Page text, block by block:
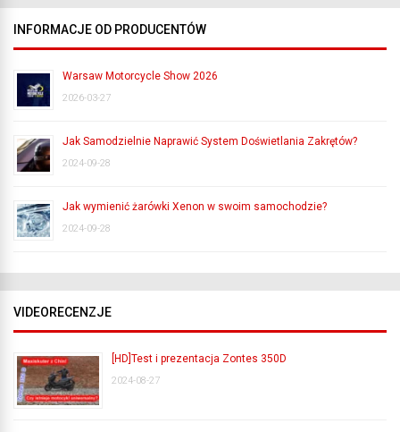
INFORMACJE OD PRODUCENTÓW
Warsaw Motorcycle Show 2026
2026-03-27
Jak Samodzielnie Naprawić System Doświetlania Zakrętów?
2024-09-28
Jak wymienić żarówki Xenon w swoim samochodzie?
2024-09-28
VIDEORECENZJE
[HD]Test i prezentacja Zontes 350D
2024-08-27